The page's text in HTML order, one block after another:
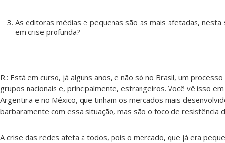
As editoras médias e pequenas são as mais afetadas,
em crise profunda?
R.: Está em curso, já alguns anos, e não só no Brasil, um
grupos nacionais e, principalmente, estrangeiros. Você vê isso
Argentina e no México, que tinham os mercados mais
barbaramente com essa situação, mas são o foco de resistência
A crise das redes afeta a todos, pois o mercado, que já era